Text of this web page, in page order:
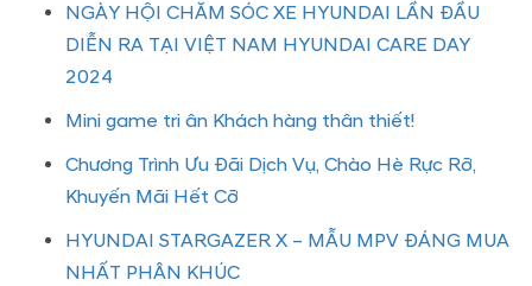
NGÀY HỘI CHĂM SÓC XE HYUNDAI LẦN ĐẦU
DIỄN RA TẠI VIỆT NAM HYUNDAI CARE DAY
2024
Mini game tri ân Khách hàng thân thiết!
Chương Trình Ưu Đãi Dịch Vụ, Chào Hè Rực Rỡ,
Khuyến Mãi Hết Cỡ
HYUNDAI STARGAZER X – MẪU MPV ĐÁNG MUA
NHẤT PHÂN KHÚC